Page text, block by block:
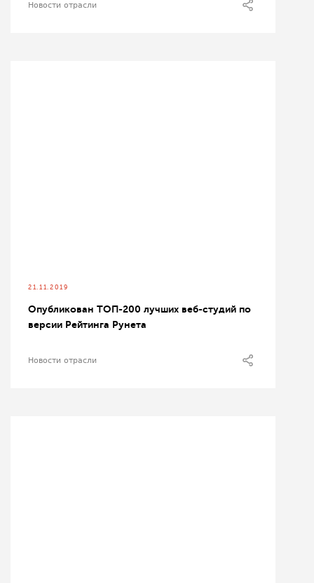
Новости отрасли
21.11.2019
Опубликован ТОП-200 лучших веб-студий по
версии Рейтинга Рунета
Новости отрасли